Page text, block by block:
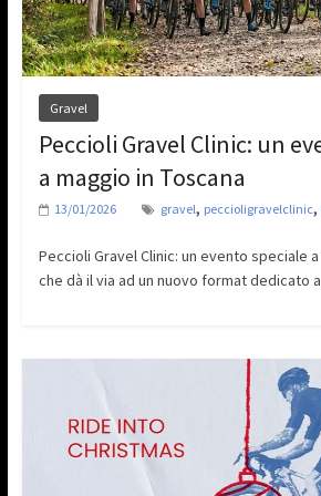
Gravel
Peccioli Gravel Clinic: un
a maggio in Toscana
13/01/2026 gravel, peccioligravelclinic,
Peccioli Gravel Clinic: un evento speciale
che dà il via ad un nuovo format dedicato